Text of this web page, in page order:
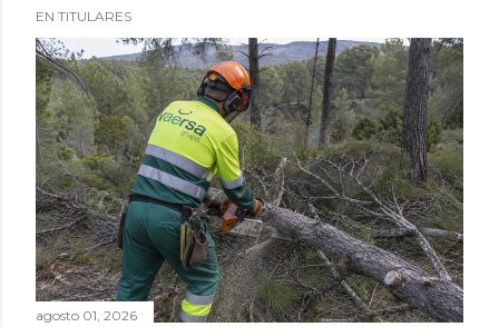
EN TITULARES
agosto 01, 2026